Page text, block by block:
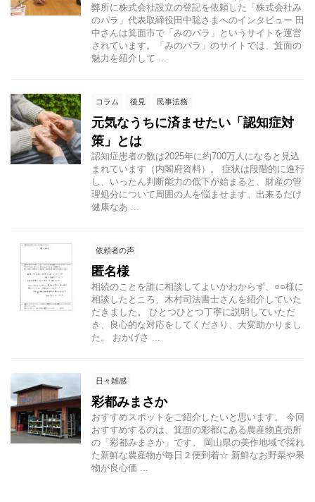
弊所に株式会社設立の登記を依頼した「株式会社み
のパラ」代表取締役田中聡さまへのインタビュー 田
中さんは箕面市で「みのパラ」というサイトを運営
されています。「みのパラ」のサイトでは、箕面の
魅力を紹介して ...
コラム 後見 民事法務
元気なうちに済ませたい「認知症対
策」とは
認知症患者の数は2025年に約700万人になると見込
まれています（内閣府資料）。 症状は段階的に進行
し、いったん判断能力の低下が始まると、財産の管
理処分について周囲の人を悩ませます。出来るだけ
健康なあ ...
依頼者の声
匿名様
相続のことを誰に相談してよいかわからず、○○様に
相談したところ、木村司法書士さんを紹介していた
だきました。 ひとつひとつ丁寧に説明していただ
き、良心的な対応をしてくださり、大変助かりまし
た。 おかげさ ...
日々雑感
彩都みまさか
おすすめスポットをご紹介したいと思います。 今回
おすすめするのは、箕面の彩都にある農産物直売所
の「彩都みまさか」です。 岡山県の美作地域で採れ
た新鮮な農産物が毎日２便到着☆ 新鮮なお野菜や果
物が良心価 ...